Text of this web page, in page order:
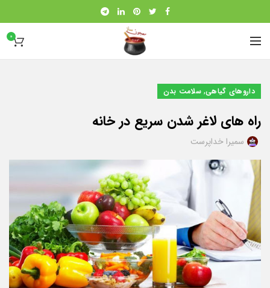
0
داروهای گیاهی, سلامت بدن
راه های لاغر شدن سریع در خانه
سمیرا خداپرست